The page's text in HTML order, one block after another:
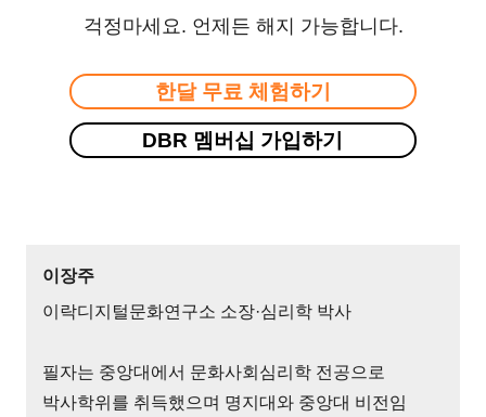
걱정마세요. 언제든 해지 가능합니다.
한달 무료 체험하기
DBR 멤버십 가입하기
이장주
이락디지털문화연구소 소장·심리학 박사
필자는 중앙대에서 문화사회심리학 전공으로
박사학위를 취득했으며 명지대와 중앙대 비전임